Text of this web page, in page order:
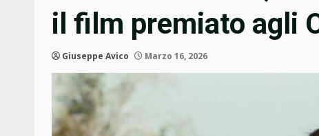
il film premiato agli
Giuseppe Avico Marzo 16, 2026